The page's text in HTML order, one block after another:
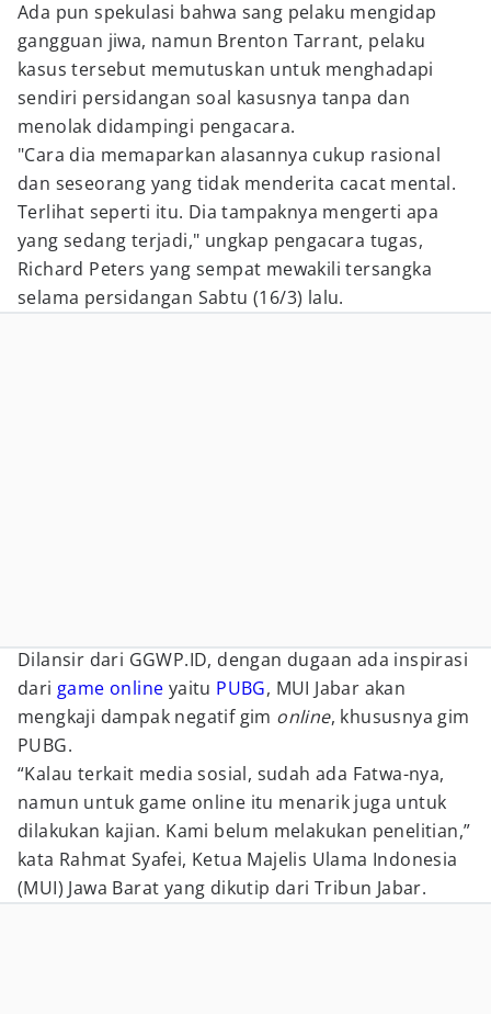
Ada pun spekulasi bahwa sang pelaku mengidap
gangguan jiwa, namun Brenton Tarrant, pelaku
kasus tersebut memutuskan untuk menghadapi
sendiri persidangan soal kasusnya tanpa dan
menolak didampingi pengacara.
"Cara dia memaparkan alasannya cukup rasional
dan seseorang yang tidak menderita cacat mental.
Terlihat seperti itu. Dia tampaknya mengerti apa
yang sedang terjadi," ungkap pengacara tugas,
Richard Peters yang sempat mewakili tersangka
selama persidangan Sabtu (16/3) lalu.
Dilansir dari GGWP.ID, dengan dugaan ada inspirasi
dari game online yaitu PUBG, MUI Jabar akan
mengkaji dampak negatif gim online, khususnya gim
PUBG.
“Kalau terkait media sosial, sudah ada Fatwa-nya,
namun untuk game online itu menarik juga untuk
dilakukan kajian. Kami belum melakukan penelitian,”
kata Rahmat Syafei, Ketua Majelis Ulama Indonesia
(MUI) Jawa Barat yang dikutip dari Tribun Jabar.